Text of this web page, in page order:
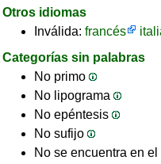
Otros idiomas
Inválida: francés
Categorías sin palabras
No primo
No lipograma
No epéntesis
No sufijo
No se encuentra en